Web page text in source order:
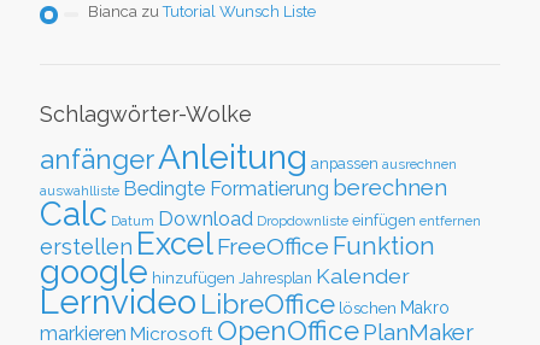
Bianca zuTutorial Wunsch Liste
Schlagwörter-Wolke
anfängerAnleitung anpassen ausrechnen
auswahlliste Bedingte Formatierung berechnen
Calc Datum Download Dropdownliste einfügen entfernen
erstellen ExcelFreeOffice Funktion
google hinzufügen Jahresplan Kalender
Lernvideo LibreOffice löschen Makro
markieren Microsoft OpenOfficePlanMaker